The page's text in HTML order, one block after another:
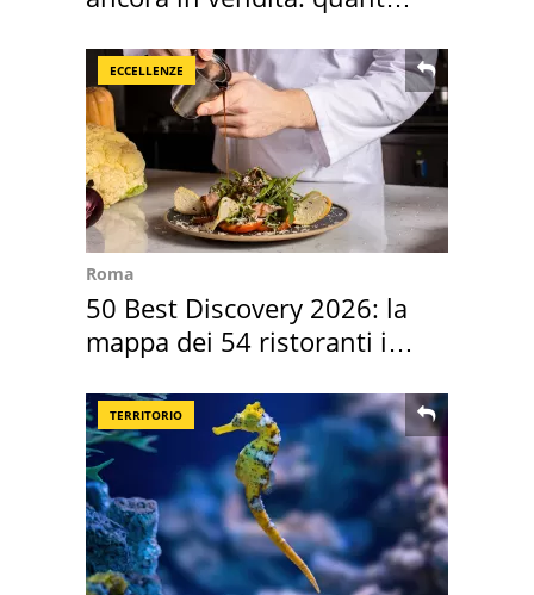
ECCELLENZE
Roma
50 Best Discovery 2026: la
mappa dei 54 ristoranti in
TERRITORIO